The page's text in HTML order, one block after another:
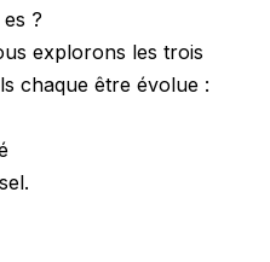
?
explorons les trois
chaque être évolue :